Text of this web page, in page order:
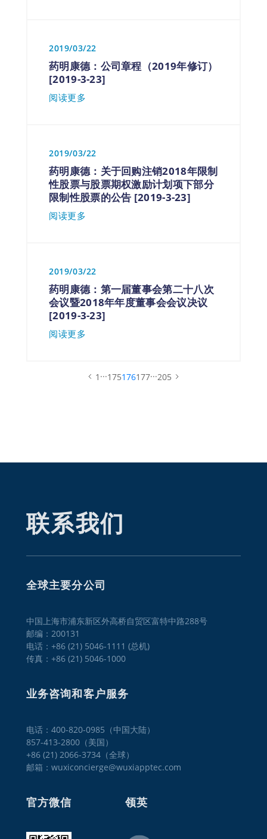
2019/03/22
药明康德：公司章程（2019年修订）
[2019-3-23]
阅读更多
2019/03/22
药明康德：关于回购注销2018年限制
性股票与股票期权激励计划项下部分
限制性股票的公告 [2019-3-23]
阅读更多
2019/03/22
药明康德：第一届董事会第二十八次
会议暨2018年年度董事会会议决议
[2019-3-23]
阅读更多
1 ...175176177...205
联系我们
全球主要分公司
中国上海市浦东新区外高桥自贸区富特中路288号
邮编：200131
电话：+86 (21) 5046-1111 (总机)
传真：+86 (21) 5046-1000
业务咨询和客户服务
电话：400-820-0985（中国大陆）
857-413-2800（美国）
+86 (21) 2066-3734（全球）
邮箱：wuxiconcierge@wuxiapptec.com
官方微信 领英